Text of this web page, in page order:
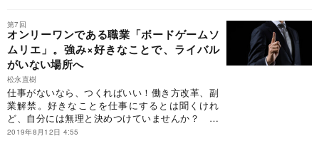
し、壮絶経験なし。流されて就職するもたった2
ヵ月でギブアップ。そんなふつうの人が、どのよ
うに好きなボードゲームを突き詰め、強みを仕事
に変え、好きなことで「食える」ようになったの
か……。
第7回
オンリーワンである職業「ボードゲームソ
ムリエ」。強み×好きなことで、ライバル
がいない場所へ
松永直樹
仕事がないなら、つくればいい！働き方改革、副
業解禁。好きなことを仕事にするとは聞くけれ
ど、自分には無理と決めつけていませんか？ 著
者もかつては「好きなことを仕事に」とは思えな
2019年8月12日 4:55